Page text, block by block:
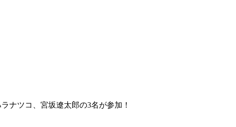
ナツコ、宮坂遼太郎の3名が参加！